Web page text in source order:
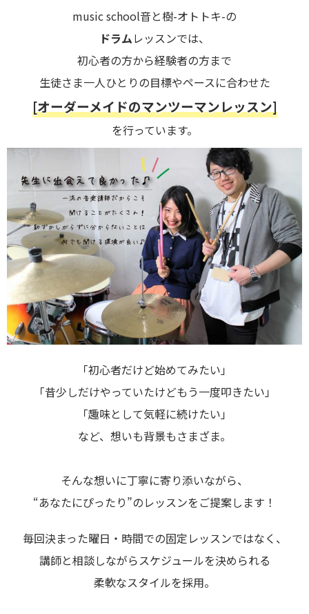
music school音と樹-オトトキ-の
ドラムレッスンでは、
初心者の方から経験者の方まで
生徒さま一人ひとりの目標やペースに合わせた
[オーダーメイドのマンツーマンレッスン]
を行っています。
「初心者だけど始めてみたい」
「昔少しだけやっていたけどもう一度叩きたい」
「趣味として気軽に続けたい」
など、想いも背景もさまざま。
そんな想いに丁寧に寄り添いながら、
“あなたにぴったり”のレッスンをご提案します！
毎回決まった曜日・時間での固定レッスンではなく、
講師と相談しながらスケジュールを決められる
柔軟なスタイルを採用。